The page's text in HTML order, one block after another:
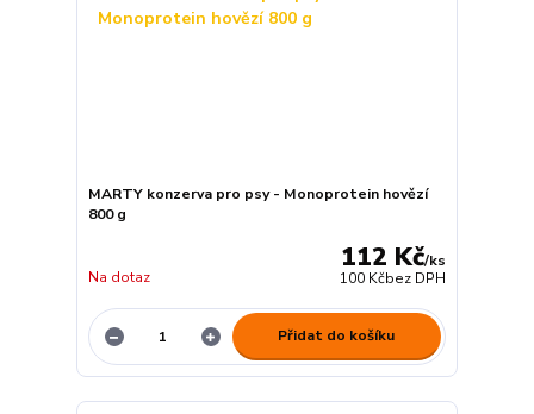
MARTY konzerva pro psy - Monoprotein hovězí
800 g
112 Kč/ks
100 Kčbez DPH
Na dotaz
Přidat do košíku